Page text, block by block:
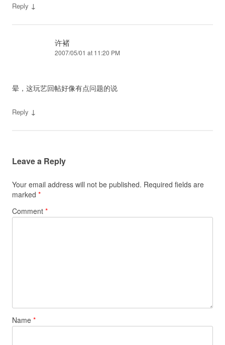
Reply ↓
许褚
2007/05/01 at 11:20 PM
晕，这玩艺回帖好像有点问题的说
Reply ↓
Leave a Reply
Your email address will not be published. Required fields are
marked *
Comment *
Name *